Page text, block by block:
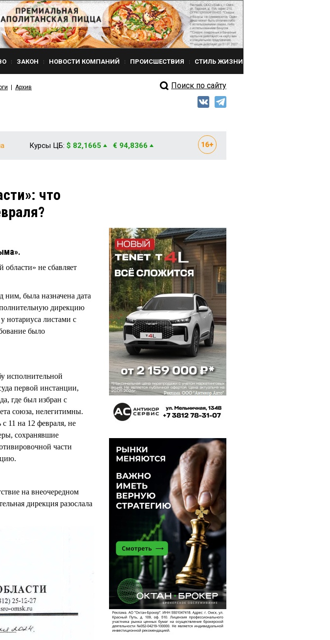
ЗАКОН НОВОСТИ КОМПАНИЙ ПРОИСШЕСТВИЯ СТИЛЬ ЖИЗНИ
Архив Поиск по сайту
Курсы ЦБ: $ 82,1665 € 94,8366
что
не сбавляет
ним, была назначена дата
дирекцию
нотариуса листами с
было
исполнительной
первой инстанции,
где был избран с
союза, нелегитимны.
11 на 12 февраля, не
сохранявшие
части
на внеочередном
дирекция разослала